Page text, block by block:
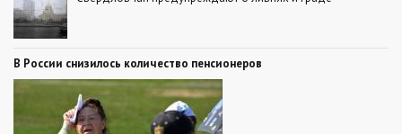
В России снизилось количество пенсионеров